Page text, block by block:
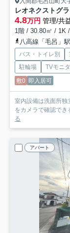
レオネクストグ
4.8万円 管理/共
1階 / 30.80㎡ / 1K
八高線「毛呂」
バス・トイレ別
駐輪場
TVモニ
敷0 即入居可
室内設備は洗面所独
をカメラで確認でき
る
アパート